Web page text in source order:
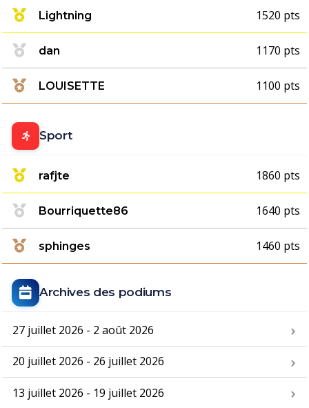
Lightning 1520 pts
dan 1170 pts
LOUISETTE 1100 pts
Sport
rafjte 1860 pts
Bourriquette86 1640 pts
sphinges 1460 pts
Archives des podiums
27 juillet 2026 - 2 août 2026
20 juillet 2026 - 26 juillet 2026
13 juillet 2026 - 19 juillet 2026